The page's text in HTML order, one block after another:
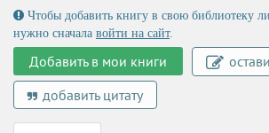
Чтобы добавить книгу в свою библиотеку
нужно сначала войти на сайт.
Добавить в мои книги
добавить цитату